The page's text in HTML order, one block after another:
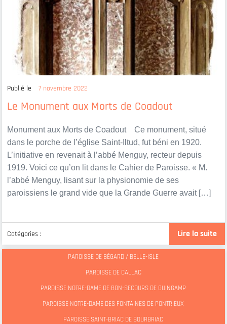
Le Monument aux Morts de Coadout
Publié le 7 novembre 2022
Monument aux Morts de Coadout Ce monument, situé
dans le porche de l’église Saint-Iltud, fut béni en 1920.
L’initiative en revenait à l’abbé Menguy, recteur depuis
1919. Voici ce qu’on lit dans le Cahier de Paroisse. « M.
l’abbé Menguy, lisant sur la physionomie de ses
paroissiens le grand vide que la Grande Guerre avait […]
Lire la suite
Catégories :
PAROISSE DE BÉGARD / BELLE-ISLE
PAROISSE DE CALLAC
PAROISSE NOTRE-DAME DE BON-SECOURS DE GUINGAMP
PAROISSE NOTRE-DAME DES FONTAINES DE PONTRIEUX
PAROISSE SAINT-BRIAC DE BOURBRIAC